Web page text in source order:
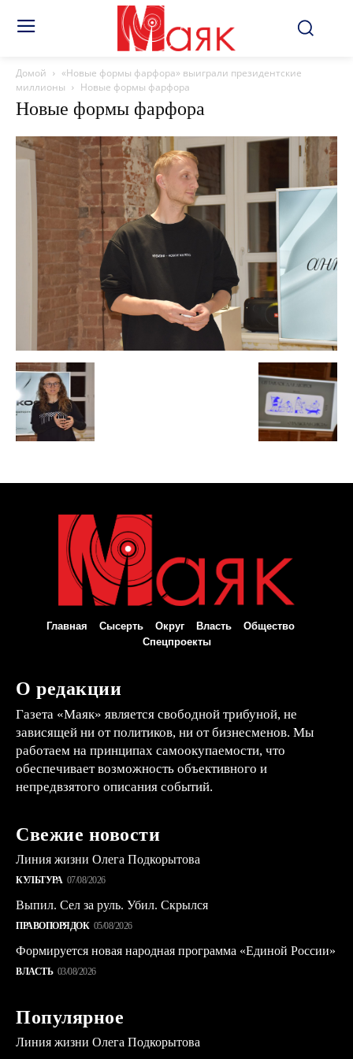
Домой
«Новые формы фарфора» выиграли президентские
миллионы
Новые формы фарфора
Новые формы фарфора
Главная Сысерть Округ Власть
Общество
Спецпроекты
О редакции
Газета «Маяк» является свободной трибуной, не
зависящей ни от политиков, ни от бизнесменов. Мы
работаем на принципах самоокупаемости, что
обеспечивает возможность объективного и
непредвзятого описания событий.
Свежие новости
Линия жизни Олега Подкорытова
КУЛЬТУРА 07/08/2026
Выпил. Сел за руль. Убил. Скрылся
ПРАВОПОРЯДОК 05/08/2026
Формируется новая народная программа «Единой России»
ВЛАСТЬ 03/08/2026
Популярное
Линия жизни Олега Подкорытова